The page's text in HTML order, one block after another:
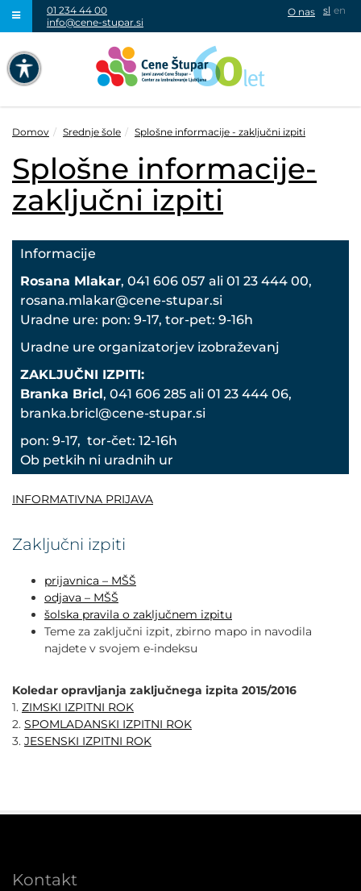
NAVIGACIJA PREKO TIPKOVNICE
VISOK KONTRAST
SIVINE
POMANJŠAJ PISAVO
OZNAČI NASLOVE
OZNAČI POVEZAVE
PODČRTAJ POVEZAVE
ZEMLJEVID STRANI
IZJAVA O DOSTOPNOSTI
01 234 44 00
info@cene-stupar.si
sl en
O nas
Domov Srednje šole Splošne informacije - zaključni izpiti
Splošne informacije-
zaključni izpiti
Informacije
Rosana Mlakar, 041 606 057 ali 01 23 444 00,
rosana.mlakar@cene-stupar.si
Uradne ure: pon: 9-17, tor-pet: 9-16h
Uradne ure organizatorjev izobraževanj
ZAKLJUČNI IZPITI:
Branka Bricl, 041 606 285 ali 01 23 444 06,
branka.bricl@cene-stupar.si
pon: 9-17, tor-čet: 12-16h
Ob petkih ni uradnih ur
INFORMATIVNA PRIJAVA
Zaključni izpiti
prijavnica – MŠŠ
odjava – MŠŠ
šolska pravila o zaključnem izpitu
Teme za zaključni izpit, zbirno mapo in navodila
najdete v svojem e-indeksu
Koledar opravljanja zaključnega izpita 2015/2016
1. ZIMSKI IZPITNI ROK
2. SPOMLADANSKI IZPITNI ROK
3. JESENSKI IZPITNI ROK
Kontakt